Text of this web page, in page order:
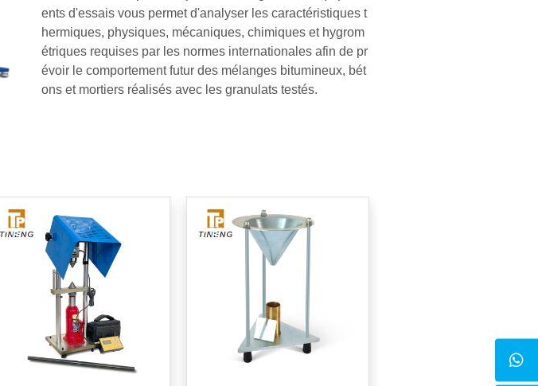
ents d'essais vous permet d'analyser les caractéristiques t
hermiques, physiques, mécaniques, chimiques et hygrom
étriques requises par les normes internationales afin de pr
évoir le comportement futur des mélanges bitumineux, bét
ons et mortiers réalisés avec les granulats testés.